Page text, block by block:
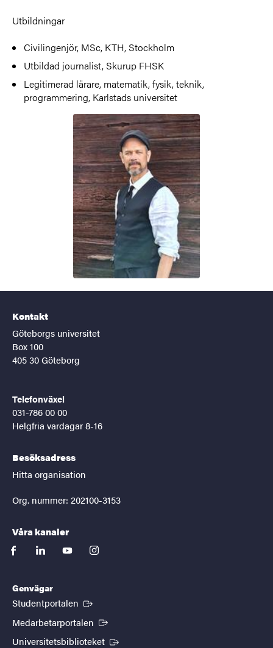
Utbildningar
Civilingenjör, MSc, KTH, Stockholm
Utbildad journalist, Skurup FHSK
Legitimerad lärare, matematik, fysik, teknik,
programmering, Karlstads universitet
Kontakt
Göteborgs universitet
Box 100
405 30 Göteborg
Telefonväxel
031-786 00 00
Helgfria vardagar 8-16
Besöksadress
Hitta organisation
Org. nummer: 202100-3153
Våra kanaler
facebooklinkedinyoutubeinstagram
Genvägar
Studentportalen (Extern länk)
Medarbetarportalen (Extern länk)
Universitetsbiblioteket (Extern länk)